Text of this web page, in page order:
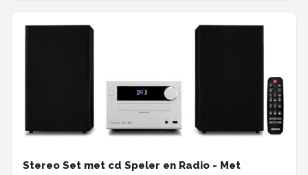
Stereo Set met cd Speler en Radio - Met